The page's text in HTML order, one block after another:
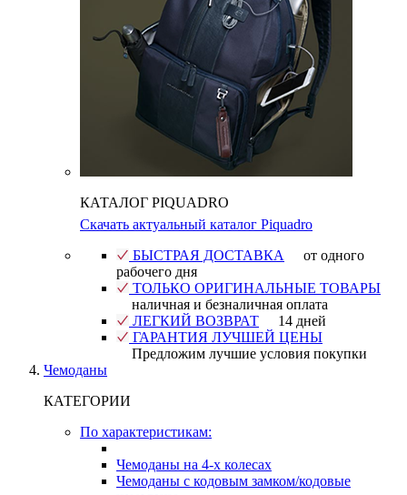
КАТАЛОГ PIQUADRO
Скачать актуальный каталог Piquadro
БЫСТРАЯ ДОСТАВКА
от одного
рабочего дня
ТОЛЬКО ОРИГИНАЛЬНЫЕ ТОВАРЫ
наличная и безналичная оплата
ЛЕГКИЙ ВОЗВРАТ
14 дней
ГАРАНТИЯ ЛУЧШЕЙ ЦЕНЫ
Предложим лучшие условия покупки
Чемоданы
КАТЕГОРИИ
По характеристикам:
Чемоданы на 4-х колесах
Чемоданы с кодовым замком/кодовые